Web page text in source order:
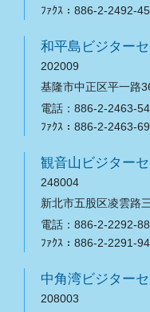
ﾌｧｸｽ：886-2-2492-
和平島ビジター
202009
基隆市中正区平一路
電話：886-2-2463-
ﾌｧｸｽ：886-2-2463-
観音山ビジター
248004
新北市五股区凌雲路
電話：886-2-2292-
ﾌｧｸｽ：886-2-2291-
中角湾ビジター
208003